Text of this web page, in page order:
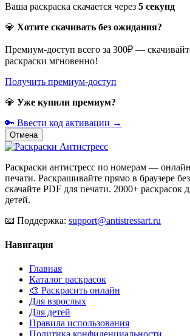
Ваша раскраска скачается через 5 секунд
💎 Хотите скачивать без ожидания?
Премиум-доступ всего за 300₽ —
раскраски мгновенно!
Получить премиум-доступ
💎 Уже купили премиум?
🔑 Ввести код активации →
Отмена
Раскраски антистресс по номерам —
печати. Раскрашивайте прямо в браузере
скачайте PDF для печати. 2000+ раскрасок
детей.
📧 Поддержка: support@antistressart.ru
Навигация
Главная
Каталог раскрасок
🎨 Раскрасить онлайн
Для взрослых
Для детей
Правила использования
Политика конфиденциальности